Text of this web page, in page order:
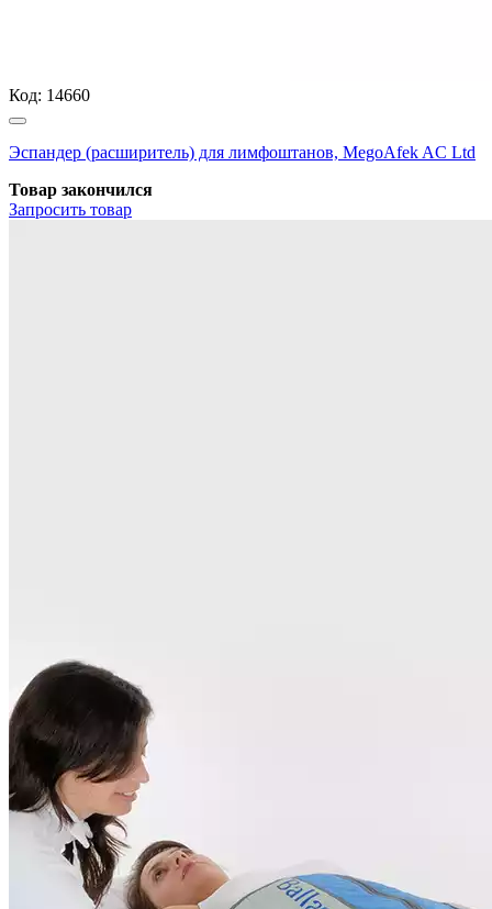
Код: 14660
Эспандер (расширитель) для лимфоштанов, MegoAfek AC Ltd
Товар закончился
Запросить товар